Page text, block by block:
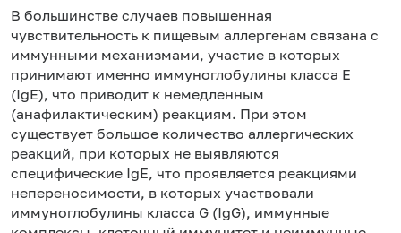
В большинстве случаев повышенная
чувствительность к пищевым аллергенам связана с
иммунными механизмами, участие в которых
принимают именно иммуноглобулины класса Е
(IgE), что приводит к немедленным
(анафилактическим) реакциям. При этом
существует большое количество аллергических
реакций, при которых не выявляются
специфические IgE, что проявляется реакциями
непереносимости, в которых участвовали
иммуноглобулины класса G (IgG), иммунные